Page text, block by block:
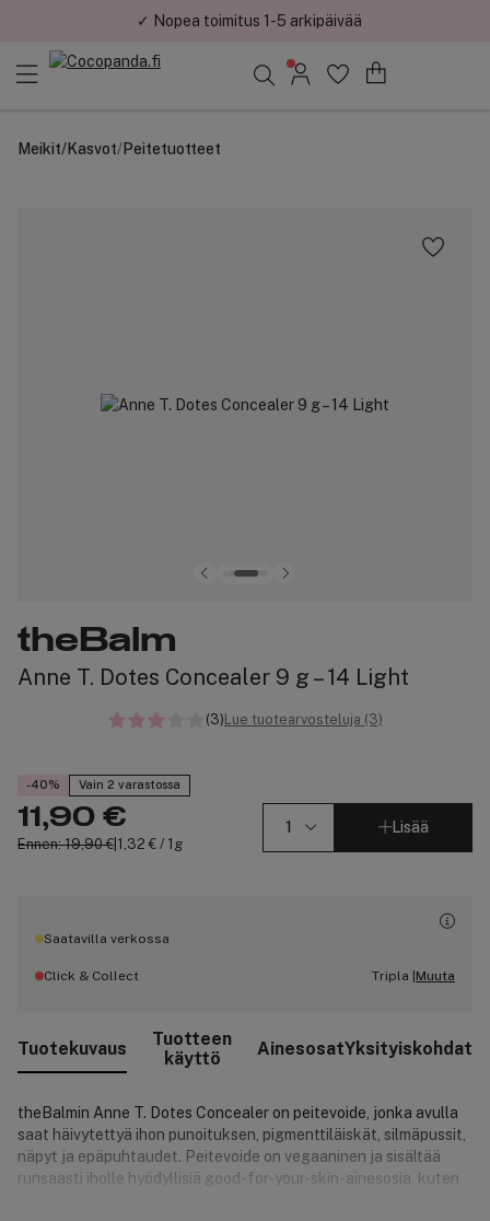
✓ Nopea toimitus 1-5 arkipäivää
✓ Turvallinen verkkokauppa
Löydä suosikkisi 25.347 tuotteen joukosta..
Meikit/Kasvot/Peitetuotteet
theBalm
Anne T. Dotes Concealer 9 g – 14 Light
(3) Lue tuotearvosteluja (3)
-40% Vain 2 varastossa
11,90 €
Ennen: 19,90 € 1,32 € / 1g
Lisää
Saatavilla verkossa
Click & Collect Tripla | Muuta
Tuotekuvaus
Tuotteen
käyttö
AinesosatYksityiskohdat
theBalmin Anne T. Dotes Concealer on peitevoide, jonka avulla
saat häivytettyä ihon punoituksen, pigmenttiläiskät, silmäpussit,
näpyt ja epäpuhtaudet. Peitevoide on vegaaninen ja sisältää
runsaasti iholle hyödyllisiä good-for-your-skin-ainesosia, kuten